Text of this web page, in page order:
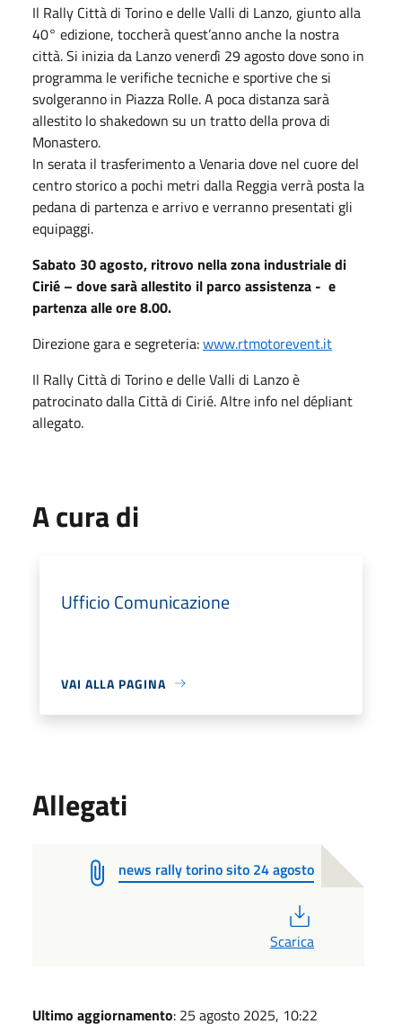
Il Rally Città di Torino e delle Valli di Lanzo, giunto alla
40° edizione, toccherà quest’anno anche la nostra
città. Si inizia da Lanzo venerdì 29 agosto dove sono in
programma le verifiche tecniche e sportive che si
svolgeranno in Piazza Rolle. A poca distanza sarà
allestito lo shakedown su un tratto della prova di
Monastero.
In serata il trasferimento a Venaria dove nel cuore del
centro storico a pochi metri dalla Reggia verrà posta la
pedana di partenza e arrivo e verranno presentati gli
equipaggi.
Sabato 30 agosto, ritrovo nella zona industriale di
Cirié – dove sarà allestito il parco assistenza - e
partenza alle ore 8.00.
Direzione gara e segreteria:www.rtmotorevent.it
Il Rally Città di Torino e delle Valli di Lanzo è
patrocinato dalla Città di Cirié. Altre info nel dépliant
allegato.
A cura di
Ufficio Comunicazione
VAI ALLA PAGINA
Allegati
news rally torino sito 24 agosto
Scarica
Ultimo aggiornamento: 25 agosto 2025, 10:22